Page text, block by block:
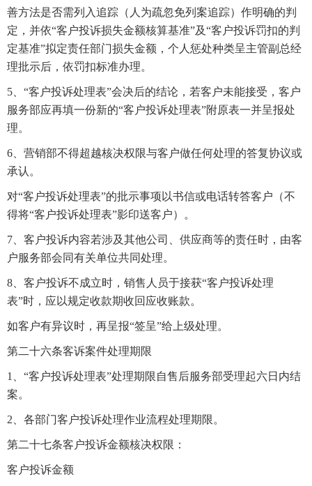
善方法是否需列入追踪（人为疏忽免列案追踪）作明确的判
定，并依“客户投诉损失金额核算基准”及“客户投诉罚扣的判
定基准”拟定责任部门损失金额，个人惩处种类呈主管副总经
理批示后，依罚扣标准办理。
5、“客户投诉处理表”会决后的结论，若客户未能接受，客户
服务部应再填一份新的“客户投诉处理表”附原表一并呈报处
理。
6、营销部不得超越核决权限与客户做任何处理的答复协议或
承认。
对“客户投诉处理表”的批示事项以书信或电话转答客户（不
得将“客户投诉处理表”影印送客户）。
7、客户投诉内容若涉及其他公司、供应商等的责任时，由客
户服务部会同有关单位共同处理。
8、客户投诉不成立时，销售人员于接获“客户投诉处理
表”时，应以规定收款期收回应收账款。
如客户有异议时，再呈报“签呈”给上级处理。
第二十六条客诉案件处理期限
1、“客户投诉处理表”处理期限自售后服务部受理起六日内结
案。
2、各部门客户投诉处理作业流程处理期限。
第二十七条客户投诉金额核决权限：
客户投诉金额